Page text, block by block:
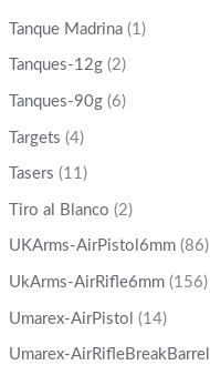
Tanque Madrina (1)
Tanques-12g (2)
Tanques-90g (6)
Targets (4)
Tasers (11)
Tiro al Blanco (2)
UKArms-AirPistol6mm (86)
UkArms-AirRifle6mm (156)
Umarex-AirPistol (14)
Umarex-AirRifleBreakBarrel